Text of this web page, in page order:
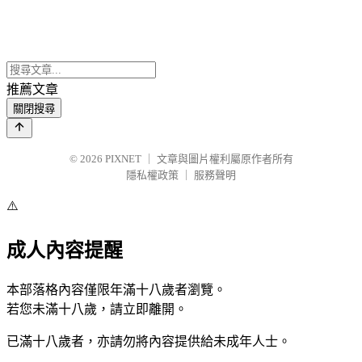
推薦文章
關閉搜尋
© 2026 PIXNET
文章與圖片權利屬原作者所有
隱私權政策
服務聲明
⚠️
成人內容提醒
本部落格內容僅限年滿十八歲者瀏覽。
若您未滿十八歲，請立即離開。
已滿十八歲者，亦請勿將內容提供給未成年人士。